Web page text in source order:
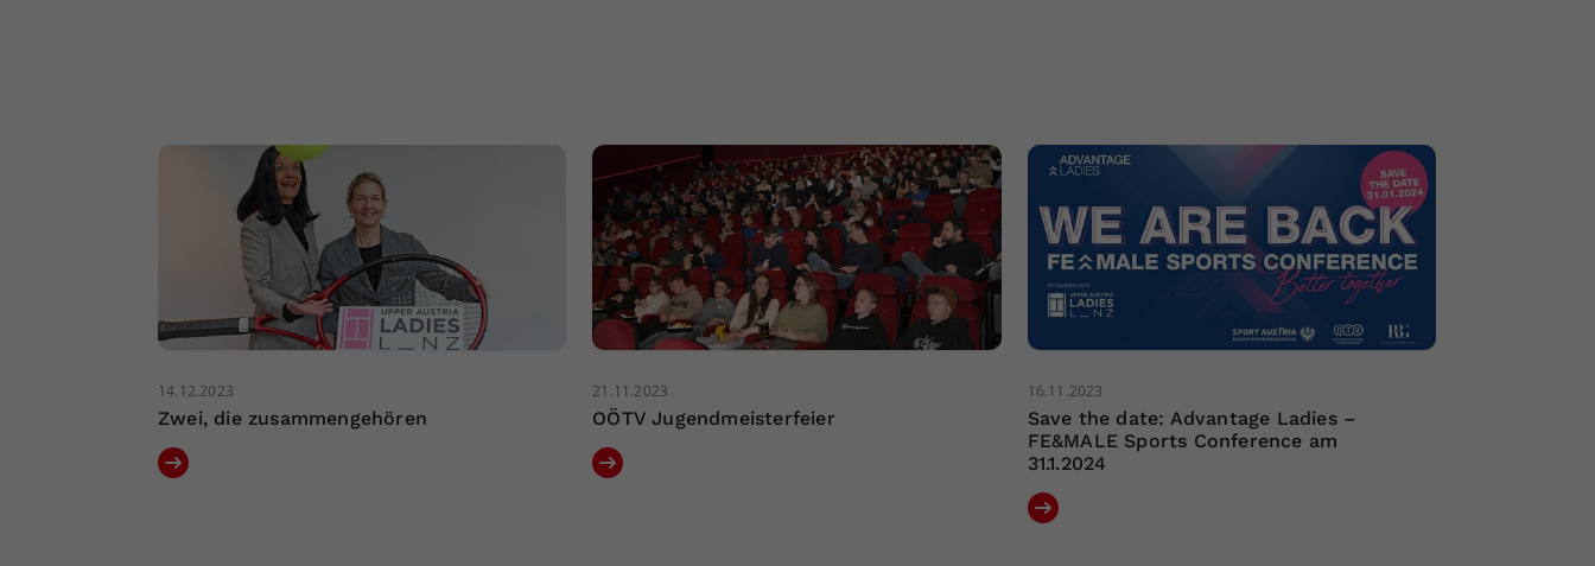
14.12.2023
Zwei, die zusammengehören
21.11.2023
OÖTV Jugendmeisterfeier
16.11.2023
Save the date: Advantage Ladies –
FE&MALE Sports Conference am
31.1.2024